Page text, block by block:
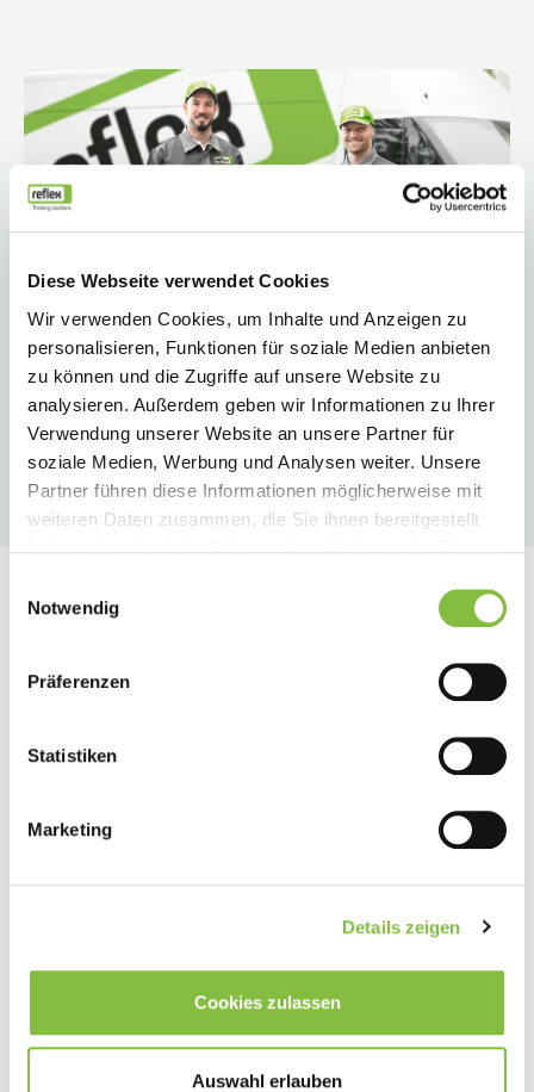
Diese Webseite verwendet Cookies
Wir verwenden Cookies, um Inhalte und Anzeigen zu
personalisieren, Funktionen für soziale Medien anbieten
zu können und die Zugriffe auf unsere Website zu
analysieren. Außerdem geben wir Informationen zu Ihrer
Verwendung unserer Website an unsere Partner für
soziale Medien, Werbung und Analysen weiter. Unsere
Partner führen diese Informationen möglicherweise mit
weiteren Daten zusammen, die Sie ihnen bereitgestellt
Notwendig
Präferenzen
Statistiken
Marketing
Details zeigen
Cookies zulassen
Auswahl erlauben